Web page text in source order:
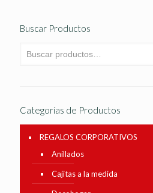
Buscar Productos
Categorías de Productos
REGALOS CORPORATIVOS
Anillados
Cajitas a la medida